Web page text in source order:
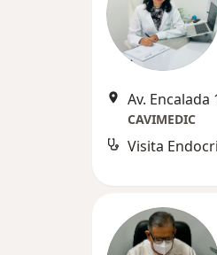
Av. Encalada
CAVIMEDIC
Visita